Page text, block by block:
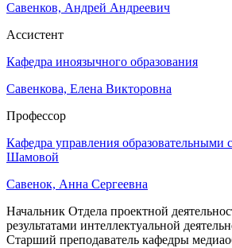
Савенков, Андрей Андреевич
Ассистент
Кафедра иноязычного образования
Савенкова, Елена Викторовна
Профессор
Кафедра управления образовательными
Шамовой
Савенок, Анна Сергеевна
Начальник Отдела проектной
результатами интеллектуальной
Старший преподаватель кафедры